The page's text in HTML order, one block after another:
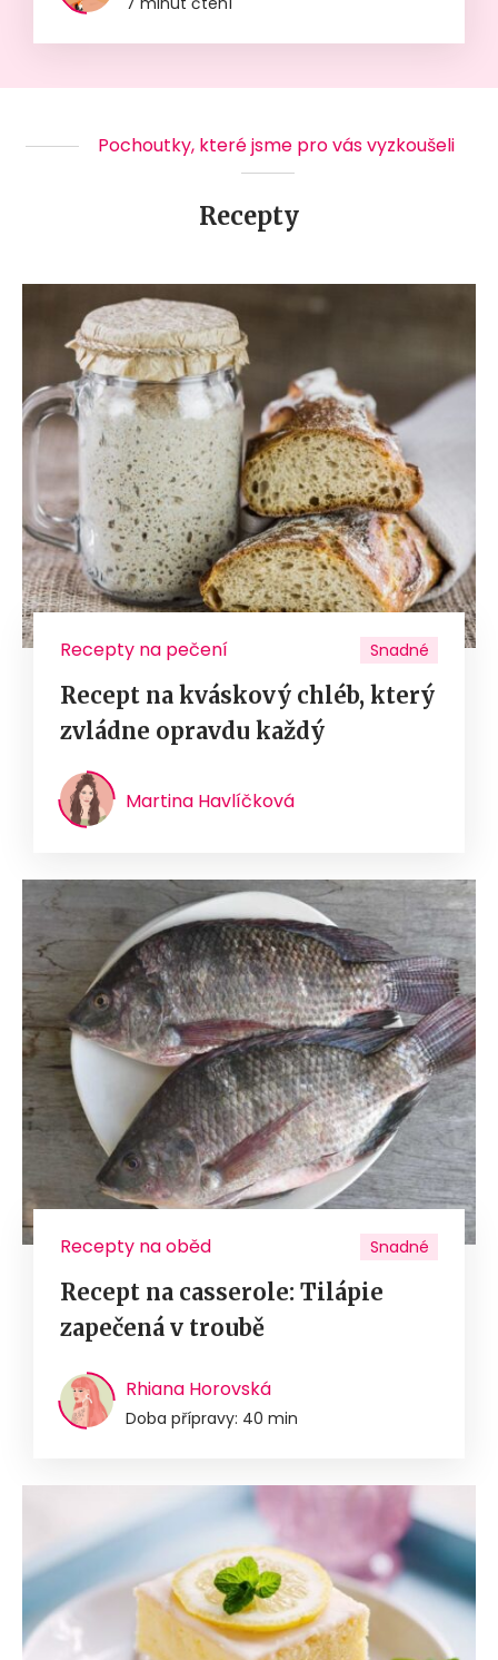
Pochoutky, které jsme pro vás vyzkoušeli
Recepty
Recepty na pečení Snadné
Recept na kváskový chléb, který
zvládne opravdu každý
Martina Havlíčková
Recepty na oběd Snadné
Recept na casserole: Tilápie
zapečená v troubě
Rhiana Horovská
Doba přípravy: 40 min